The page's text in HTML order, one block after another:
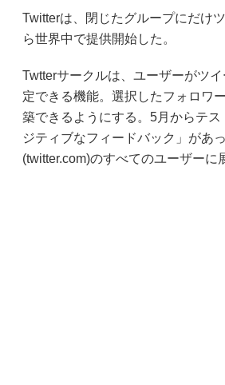
Twitterは、閉じたグループにだけ
ら世界中で提供開始した。
Twtterサークルは、ユーザーがツ
定できる機能。選択したフォロワ
築できるようにする。5月からテ
ジティブなフィードバック」があ
(twitter.com)のすべてのユーザーに